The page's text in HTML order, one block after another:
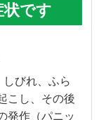
です
しびれ、ふら
こし、その後
発作（パニッ